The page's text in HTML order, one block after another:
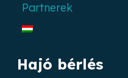
Partnerek
Hajó bérlés